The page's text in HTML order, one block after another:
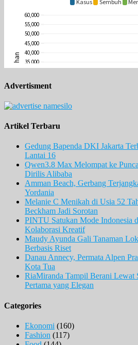
Advertisment
Artikel Terbaru
Gedung Bapenda DKI Jakarta
Lantai 16
Qwen3.8 Max Melompat ke
Dirilis Alibaba
Amman Beach, Gerbang
Yordania
Melanie C Menikah di Usia 52
Beckham Jadi Sorotan
PINTU Satukan Mode Indonesia
Kolaborasi Kreatif
Maudy Ayunda Gali Tanaman
Berbasis Riset
Danau Annecy, Permata Alpen
Kota Tua
RiaMiranda Tampil Berani Lewat
Pertama yang Elegan
Categories
Ekonomi (160)
Fashion (117)